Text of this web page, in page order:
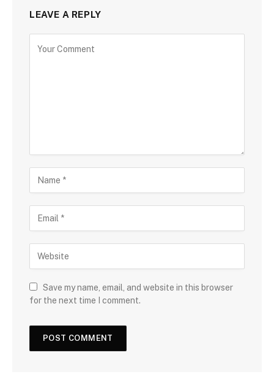
LEAVE A REPLY
Save my name, email, and website in this browser
for the next time I comment.